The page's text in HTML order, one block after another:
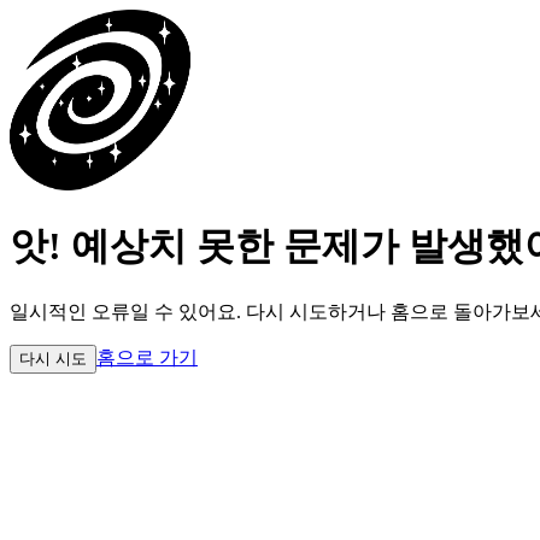
앗! 예상치 못한 문제가 발생했
일시적인 오류일 수 있어요. 다시 시도하거나 홈으로 돌아가보
다시 시도 홈으로 가기